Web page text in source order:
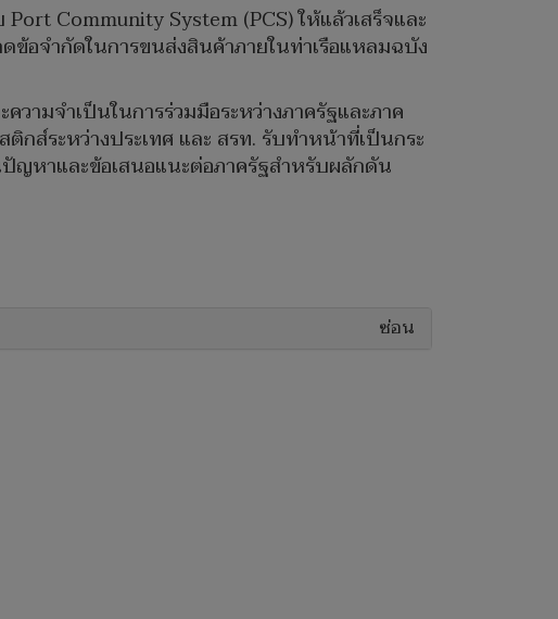
Community System (PCS) ให้แล้วเสร็จและ
ข้อจำกัดในการขนส่งสินค้าภายในท่าเรือแหลมฉบัง
ามจำเป็นในการร่วมมือระหว่างภาครัฐและภาค
กส์ระหว่างประเทศ และ สรท. รับทำหน้าที่เป็นกระ
ญหาและข้อเสนอแนะต่อภาครัฐสำหรับผลักดัน
ซ่อน